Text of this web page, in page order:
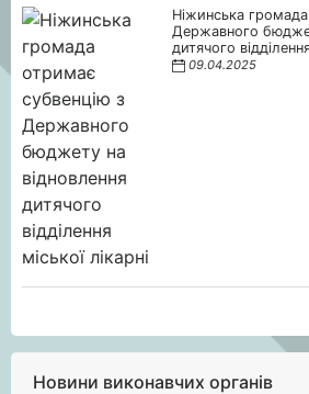
Ніжинська
Державного
дитячого
09.04.2025
Новини виконавчих органів